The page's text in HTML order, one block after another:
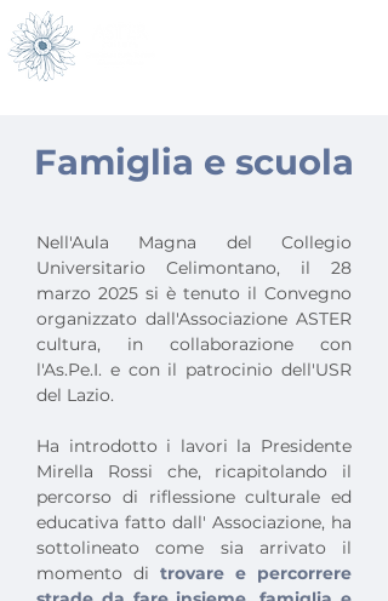
Famiglia e scuola
Nell'Aula Magna del Collegio
Universitario Celimontano, il 28
marzo 2025 si è tenuto il Convegno
organizzato dall'Associazione ASTER
cultura, in collaborazione con
l'As.Pe.I. e con il patrocinio dell'USR
del Lazio.
Ha introdotto i lavori la Presidente
Mirella Rossi che, ricapitolando il
percorso di riflessione culturale ed
educativa fatto dall' Associazione, ha
sottolineato come sia arrivato il
momento di trovare e percorrere